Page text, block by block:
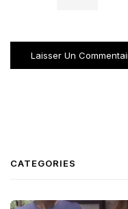
CATEGORIES